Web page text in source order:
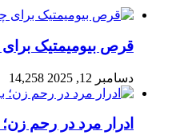
قرص بیومیمتیک
دسامبر 12, 2025 14,258
ادرار مرد در رحم